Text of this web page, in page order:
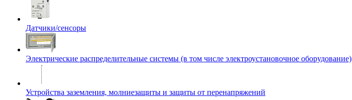
Датчики/сенсоры
Электрические распределительные системы (в том числе электроустановочное оборудование)
Устройства заземления, молниезащиты и защиты от перенапряжений